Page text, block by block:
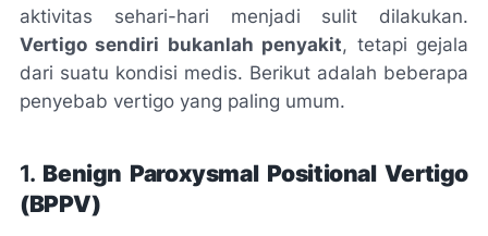
aktivitas sehari-hari menjadi sulit dilakukan.
Vertigo sendiri bukanlah penyakit, tetapi gejala
dari suatu kondisi medis. Berikut adalah beberapa
penyebab vertigo yang paling umum.
1. Benign Paroxysmal Positional Vertigo
(BPPV)